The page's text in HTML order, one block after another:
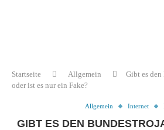
Startseite Allgemein
Gibt es
oder ist es nur ein Fake?
Allgemein Internet
GIBT ES DEN